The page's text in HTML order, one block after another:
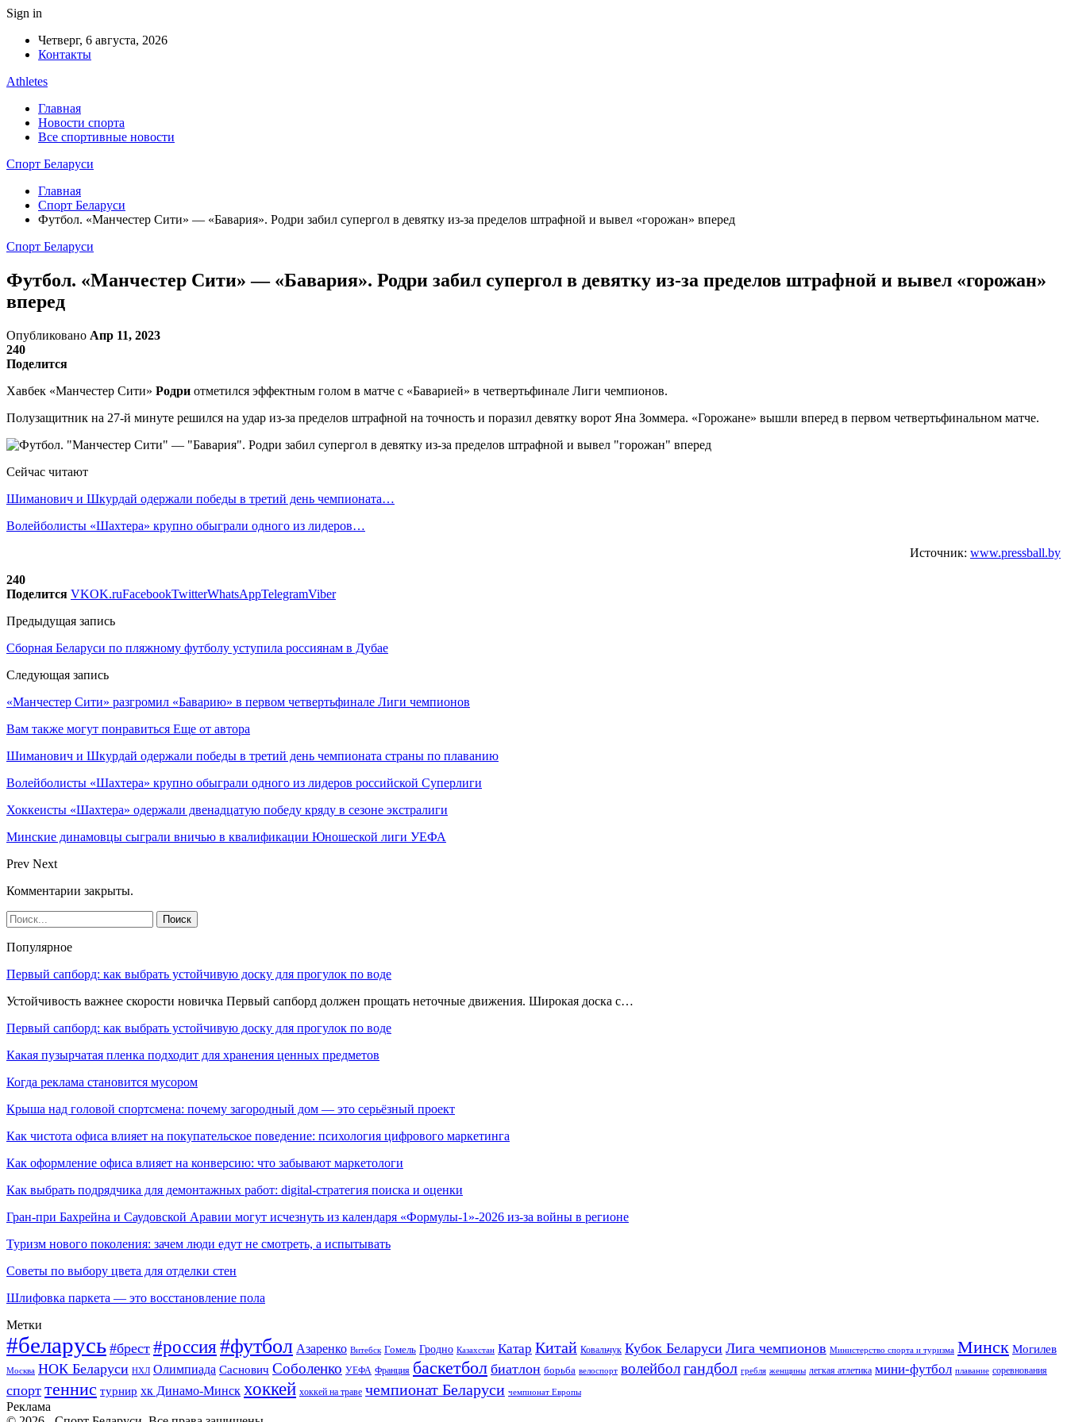
Sign in
Четверг, 6 августа, 2026
Контакты
Athletes
Главная
Новости спорта
Все спортивные новости
Спорт Беларуси
Главная
Спорт Беларуси
Футбол. «Манчестер Сити» — «Бавария». Родри забил супергол в девятку из-за пределов штрафной и вывел «горожан» вперед
Спорт Беларуси
Футбол. «Манчестер Сити» — «Бавария». Родри забил супергол в девятку из-за пределов штрафной и вывел «горожан»
вперед
Опубликовано Апр 11, 2023
240
Поделится
Хавбек «Манчестер Сити» Родри отметился эффектным голом в матче с «Баварией» в четвертьфинале Лиги чемпионов.
Полузащитник на 27-й минуте решился на удар из-за пределов штрафной на точность и поразил девятку ворот Яна Зоммера. «Горожане» вышли вперед в первом четвертьфинальном матче.
Сейчас читают
Шиманович и Шкурдай одержали победы в третий день чемпионата…
Волейболисты «Шахтера» крупно обыграли одного из лидеров…
Источник: www.pressball.by
240
Поделится VKOK.ruFacebookTwitterWhatsAppTelegramViber
Предыдущая запись
Сборная Беларуси по пляжному футболу уступила россиянам в Дубае
Следующая запись
«Манчестер Сити» разгромил «Баварию» в первом четвертьфинале Лиги чемпионов
Вам также могут понравиться Еще от автора
Шиманович и Шкурдай одержали победы в третий день чемпионата страны по плаванию
Волейболисты «Шахтера» крупно обыграли одного из лидеров российской Суперлиги
Хоккеисты «Шахтера» одержали двенадцатую победу кряду в сезоне экстралиги
Минские динамовцы сыграли вничью в квалификации Юношеской лиги УЕФА
Prev Next
Комментарии закрыты.
Популярное
Первый сапборд: как выбрать устойчивую доску для прогулок по воде
Устойчивость важнее скорости новичка Первый сапборд должен прощать неточные движения. Широкая доска с…
Первый сапборд: как выбрать устойчивую доску для прогулок по воде
Какая пузырчатая пленка подходит для хранения ценных предметов
Когда реклама становится мусором
Крыша над головой спортсмена: почему загородный дом — это серьёзный проект
Как чистота офиса влияет на покупательское поведение: психология цифрового маркетинга
Как оформление офиса влияет на конверсию: что забывают маркетологи
Как выбрать подрядчика для демонтажных работ: digital-стратегия поиска и оценки
Гран-при Бахрейна и Саудовской Аравии могут исчезнуть из календаря «Формулы-1»-2026 из-за войны в регионе
Туризм нового поколения: зачем люди едут не смотреть, а испытывать
Советы по выбору цвета для отделки стен
Шлифовка паркета — это восстановление пола
Метки
#беларусь #брест #россия#футбол Азаренко Витебск Гомель Гродно Казахстан Катар Китай Ковальчук Кубок Беларуси Лига чемпионов Министерство спорта и туризма Минск Могилев
Москва НОК Беларуси НХЛ Олимпиада Саснович Соболенко УЕФА Франция баскетбол биатлон борьба велоспорт волейболгандбол гребля женщины легкая атлетика мини-футбол плавание соревнования
спорт теннис турнир хк Динамо-Минск хоккей хоккей на траве чемпионат Беларуси чемпионат Европы
Реклама